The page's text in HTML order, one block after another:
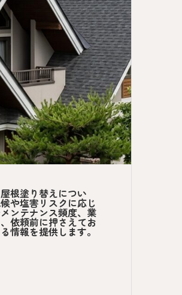
根塗り替えについ
や塩害リスクに応じ
ンテナンス頻度、業
依頼前に押さえてお
情報を提供します。